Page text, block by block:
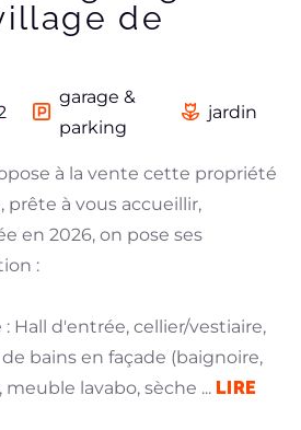
de
garage &
parking
jardin
à la vente cette propriété
à vous accueillir,
en 2026, on pose ses
:
Hall d'entrée, cellier/vestiaire,
bains en façade (baignoire,
lavabo, sèche ... LIRE